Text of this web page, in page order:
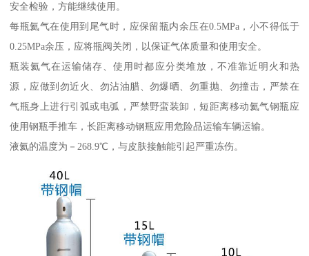
安全检验，方能继续使用。
每瓶氦气在使用到尾气时，应保留瓶内余压在0.5MPa，小不得低于
0.25MPa余压，应将瓶阀关闭，以保证气体质量和使用安全。
瓶装氦气在运输储存、使用时都应分类堆放，不准靠近明火和热
源，应做到勿近火、勿沾油腊、勿爆晒、勿重抛、勿撞击，严禁在
气瓶身上进行引弧或电弧，严禁野蛮装卸，短距离移动氦气钢瓶应
使用钢瓶手推车，长距离移动钢瓶应用危险品运输车辆运输。
液氦的温度为－268.9℃，与皮肤接触能引起严重冻伤。